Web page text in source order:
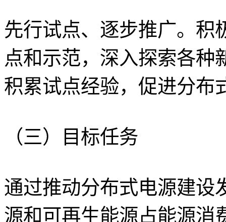
先行试点、逐步推广。积
点和示范，深入探索各种
积累试点经验，促进分布
（三）目标任务
通过推动分布式电源建设
源和可再生能源占能源消